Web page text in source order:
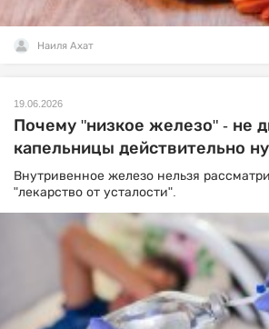
Наиля Ахат
19.06.2026
Почему "низкое железо" - не
капельницы действительно
Внутривенное железо нельзя
"лекарство от усталости".